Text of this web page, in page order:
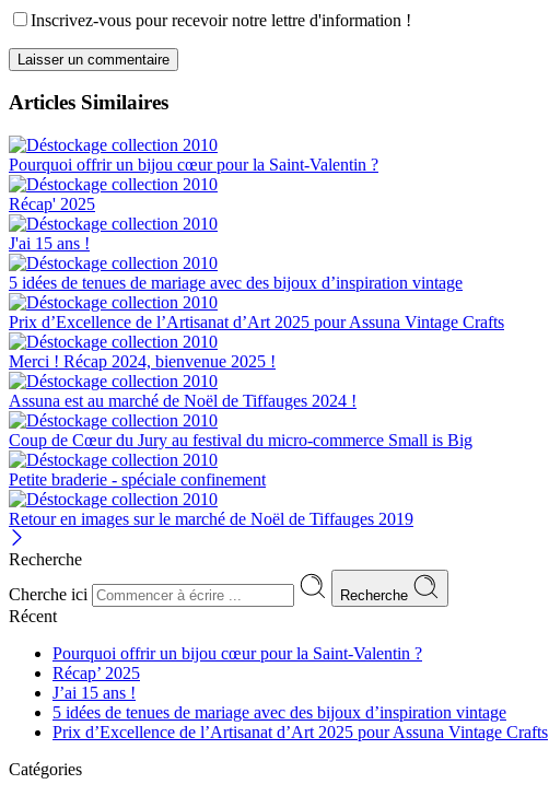
Inscrivez-vous pour recevoir notre lettre d'information !
Articles Similaires
Pourquoi offrir un bijou cœur pour la Saint-Valentin ?
Récap' 2025
J'ai 15 ans !
5 idées de tenues de mariage avec des bijoux d’inspiration vintage
Prix d’Excellence de l’Artisanat d’Art 2025 pour Assuna Vintage Crafts
Merci ! Récap 2024, bienvenue 2025 !
Assuna est au marché de Noël de Tiffauges 2024 !
Coup de Cœur du Jury au festival du micro-commerce Small is Big
Petite braderie - spéciale confinement
Retour en images sur le marché de Noël de Tiffauges 2019
Recherche
Cherche ici
Recherche
Récent
Pourquoi offrir un bijou cœur pour la Saint-Valentin ?
Récap’ 2025
J’ai 15 ans !
5 idées de tenues de mariage avec des bijoux d’inspiration vintage
Prix d’Excellence de l’Artisanat d’Art 2025 pour Assuna Vintage Crafts
Catégories